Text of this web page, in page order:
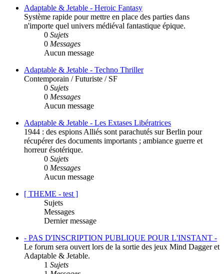
Adaptable & Jetable - Heroic Fantasy
Système rapide pour mettre en place des parties dans
n'importe quel univers médiéval fantastique épique.
0 Sujets
0 Messages
Aucun message
Adaptable & Jetable - Techno Thriller
Contemporain / Futuriste / SF
0 Sujets
0 Messages
Aucun message
Adaptable & Jetable - Les Extases Libératrices
1944 : des espions Alliés sont parachutés sur Berlin pour
récupérer des documents importants ; ambiance guerre et
horreur ésotérique.
0 Sujets
0 Messages
Aucun message
[ THEME - test ]
Sujets
Messages
Dernier message
- PAS D'INSCRIPTION PUBLIQUE POUR L'INSTANT -
Le forum sera ouvert lors de la sortie des jeux Mind Dagger et
Adaptable & Jetable.
1 Sujets